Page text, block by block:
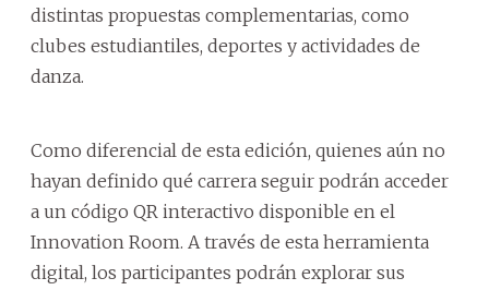
distintas propuestas complementarias, como
clubes estudiantiles, deportes y actividades de
danza.
Como diferencial de esta edición, quienes aún no
hayan definido qué carrera seguir podrán acceder
a un código QR interactivo disponible en el
Innovation Room. A través de esta herramienta
digital, los participantes podrán explorar sus